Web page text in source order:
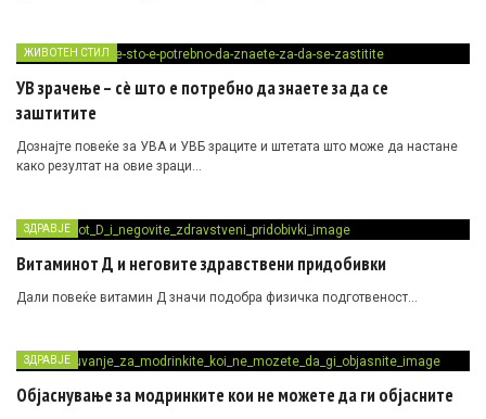
ЖИВОТЕН СТИЛ
УВ зрачење – сè што е потребно да знаете за да се
заштитите
Дознајте повеќе за УВА и УВБ зраците и штетата што може да настане
како резултат на овие зраци…
ЗДРАВЈЕ
Витаминот Д и неговите здравствени придобивки
Дали повеќе витамин Д значи подобра физичка подготвеност…
ЗДРАВЈЕ
Објаснување за модринките кои не можете да ги објасните